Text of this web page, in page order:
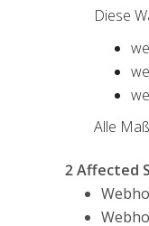
Diese
Alle
2 Affected